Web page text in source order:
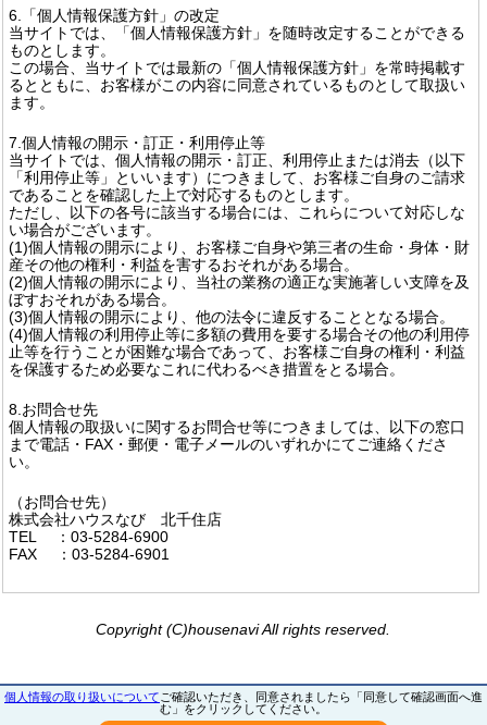
6.「個人情報保護方針」の改定
当サイトでは、「個人情報保護方針」を随時改定することができる
ものとします。
この場合、当サイトでは最新の「個人情報保護方針」を常時掲載す
るとともに、お客様がこの内容に同意されているものとして取扱い
ます。
7.個人情報の開示・訂正・利用停止等
当サイトでは、個人情報の開示・訂正、利用停止または消去（以下
「利用停止等」といいます）につきまして、お客様ご自身のご請求
であることを確認した上で対応するものとします。
ただし、以下の各号に該当する場合には、これらについて対応しな
い場合がございます。
(1)個人情報の開示により、お客様ご自身や第三者の生命・身体・財
産その他の権利・利益を害するおそれがある場合。
(2)個人情報の開示により、当社の業務の適正な実施著しい支障を及
ぼすおそれがある場合。
(3)個人情報の開示により、他の法令に違反することとなる場合。
(4)個人情報の利用停止等に多額の費用を要する場合その他の利用停
止等を行うことが困難な場合であって、お客様ご自身の権利・利益
を保護するため必要なこれに代わるべき措置をとる場合。
8.お問合せ先
個人情報の取扱いに関するお問合せ等につきましては、以下の窓口
まで電話・FAX・郵便・電子メールのいずれかにてご連絡くださ
い。
（お問合せ先）
株式会社ハウスなび 北千住店
TEL ：03-5284-6900
FAX ：03-5284-6901
Copyright (C)housenavi All rights reserved.
個人情報の取り扱いについて ご確認いただき、同意されましたら「同意して確認画面へ進
む」をクリックしてください。